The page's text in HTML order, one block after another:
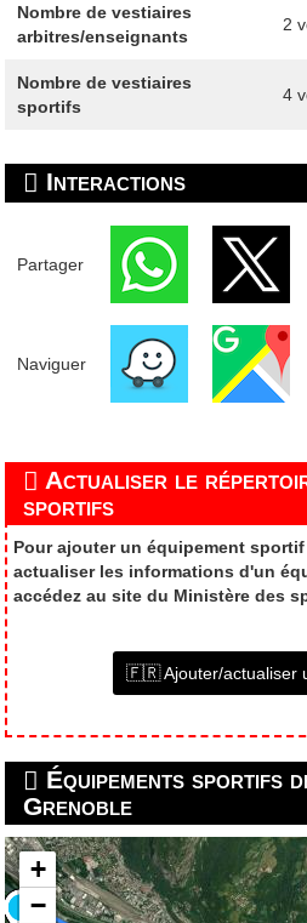
Nombre de vestiaires
arbitres/enseignants
2
Nombre de vestiaires
sportifs
4
Interactions
Partager
Naviguer
Actualiser le
sportifs
Pour ajouter un équipement
actualiser les informations d'un
accédez au site du Ministère des
🇫🇷 Ajouter/actualiser
Équipements sportifs
Grenoble
+
−